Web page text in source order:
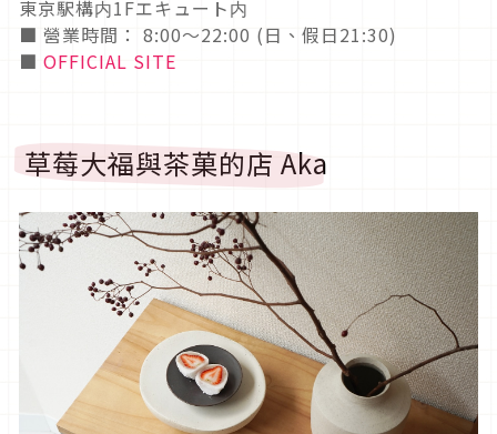
東京駅構内1Fエキュート内
■ 營業時間： 8:00～22:00 (日、假日21:30)
■ OFFICIAL SITE
草莓大福與茶菓的店 Aka